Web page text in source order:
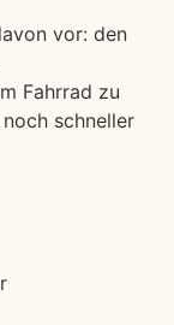
vor: den
Fahrrad zu
schneller